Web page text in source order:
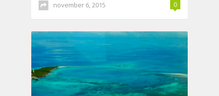
november 6, 2015 0